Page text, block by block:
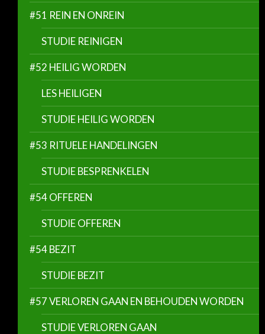
#51 REIN EN ONREIN
STUDIE REINIGEN
#52 HEILIG WORDEN
LES HEILIGEN
STUDIE HEILIG WORDEN
#53 RITUELE HANDELINGEN
STUDIE BESPRENKELEN
#54 OFFEREN
STUDIE OFFEREN
#54 BEZIT
STUDIE BEZIT
#57 VERLOREN GAAN EN BEHOUDEN WORDEN
STUDIE VERLOREN GAAN